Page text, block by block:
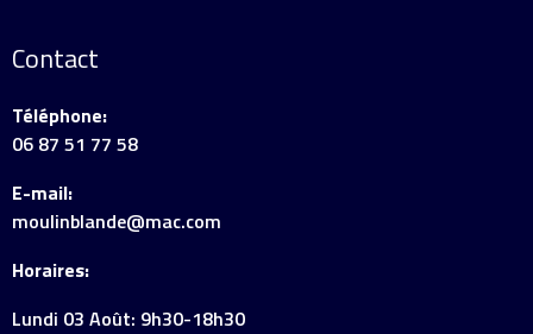
Contact
Téléphone:
06 87 51 77 58
E-mail:
moulinblande@mac.com
Horaires:
Lundi 03 Août: 9h30-18h30